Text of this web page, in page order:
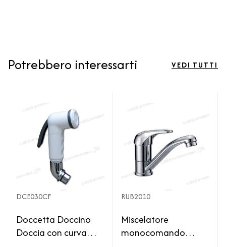
Potrebbero interessarti VEDI TUTTI
DCE030CF
Doccetta Doccino
Doccia con curva
RUB2010
Miscelatore
monocomando